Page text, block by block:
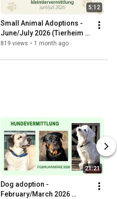
5:12
Small Animal Adoptions -
June/July 2026 (Tierheim
Hannover TV)
819 views • 1 month ago
21:21
Dog adoption -
February/March 2026